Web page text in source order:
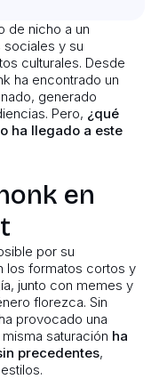
de nicho a un
y su
culturales. Desde
ha encontrado un
generado
Pero, ¿qué
ha llegado a este
en
por su
los formatos cortos y
junto con memes y
florezca. Sin
provocado una
saturación ha
precedentes,